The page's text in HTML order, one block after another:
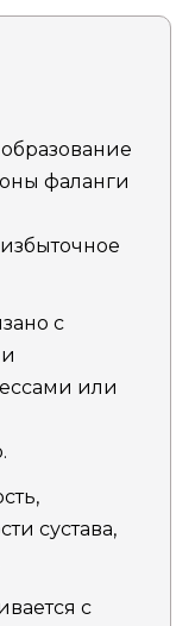
фаланги
с
или
сустава,
с